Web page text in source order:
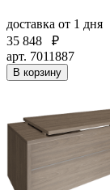
доставка от 1 дня
35 848
₽
арт. 7011887
В корзину